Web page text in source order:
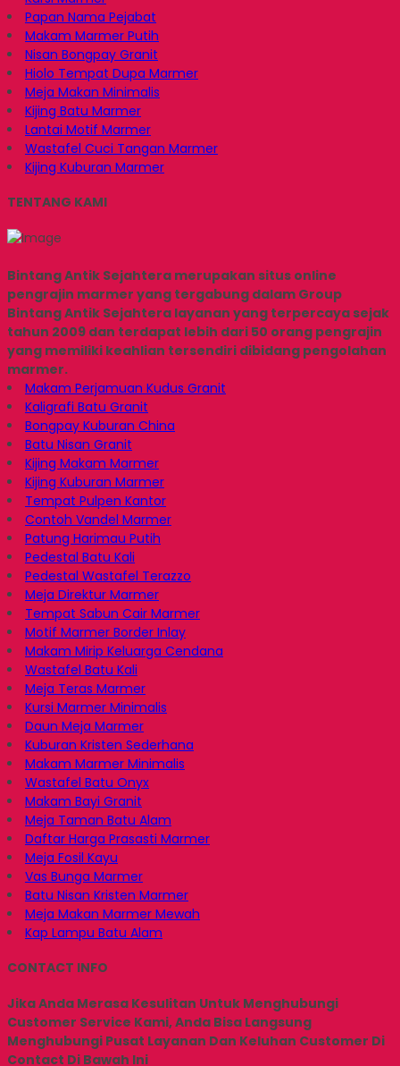
Papan Nama Pejabat
Makam Marmer Putih
Nisan Bongpay Granit
Hiolo Tempat Dupa Marmer
Meja Makan Minimalis
Kijing Batu Marmer
Lantai Motif Marmer
Wastafel Cuci Tangan Marmer
Kijing Kuburan Marmer
TENTANG KAMI
Bintang Antik Sejahtera merupakan situs online
pengrajin marmer yang tergabung dalam Group
Bintang Antik Sejahtera layanan yang terpercaya sejak
tahun 2009 dan terdapat lebih dari 50 orang pengrajin
yang memiliki keahlian tersendiri dibidang pengolahan
marmer.
Makam Perjamuan Kudus Granit
Kaligrafi Batu Granit
Bongpay Kuburan China
Batu Nisan Granit
Kijing Makam Marmer
Kijing Kuburan Marmer
Tempat Pulpen Kantor
Contoh Vandel Marmer
Patung Harimau Putih
Pedestal Batu Kali
Pedestal Wastafel Terazzo
Meja Direktur Marmer
Tempat Sabun Cair Marmer
Motif Marmer Border Inlay
Makam Mirip Keluarga Cendana
Wastafel Batu Kali
Meja Teras Marmer
Kursi Marmer Minimalis
Daun Meja Marmer
Kuburan Kristen Sederhana
Makam Marmer Minimalis
Wastafel Batu Onyx
Makam Bayi Granit
Meja Taman Batu Alam
Daftar Harga Prasasti Marmer
Meja Fosil Kayu
Vas Bunga Marmer
Batu Nisan Kristen Marmer
Meja Makan Marmer Mewah
Kap Lampu Batu Alam
CONTACT INFO
Jika Anda Merasa Kesulitan Untuk Menghubungi
Customer Service Kami, Anda Bisa Langsung
Menghubungi Pusat Layanan Dan Keluhan Customer Di
Contact Di Bawah Ini